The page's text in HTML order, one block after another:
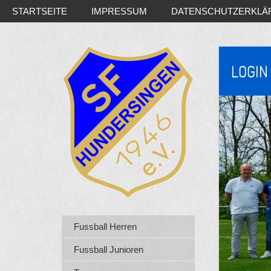
STARTSEITE IMPRESSUM
Fussball Herren
Fussball Junioren
LOGIN